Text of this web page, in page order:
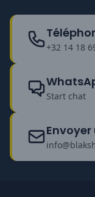
+32 14 18
Start chat